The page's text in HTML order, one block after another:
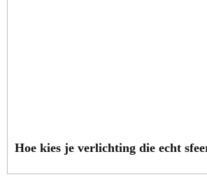
Hoe kies je verlichting die echt